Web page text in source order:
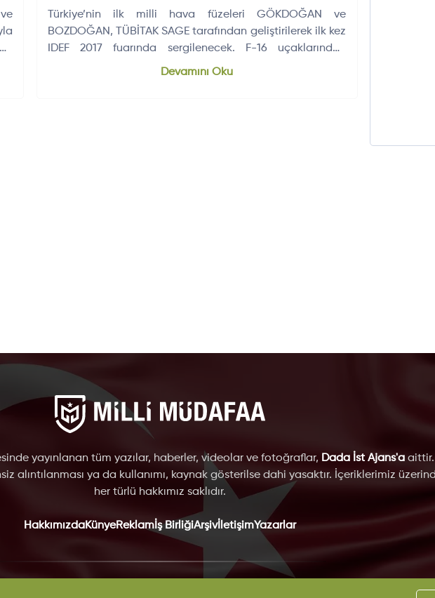
Türkiye’nin ilk milli hava füzeleri GÖKDOĞAN ve
BOZDOĞAN, TÜBİTAK SAGE tarafından geliştirilerek ilk kez
IDEF 2017 fuarında sergilenecek. F-16 uçaklarından
kullanılabilecek bu milli füzeler, hava hâkimiyetine önemli
Devamını Oku
yayınlanan tüm yazılar, haberler, videolar ve fotoğraflar, Dada İst Ajans'a aittir.
alıntılanması ya da kullanımı, kaynak gösterilse dahi yasaktır. İçeriklerimiz
her türlü hakkımız saklıdır.
HakkımızdaKünyeReklamİş BirliğiArşivİletişimYazarlar